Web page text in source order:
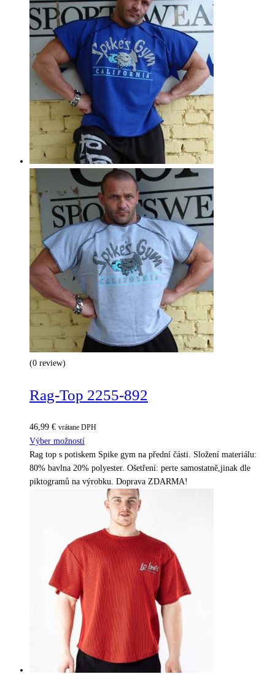
(0 review)
Rag-Top 2255-892
46,99 € vrátane DPH
Výber možností
Rag top s potiskem Spike gym na přední části. Složení materiálu:
80% bavlna 20% polyester. Ošetření: perte samostatně,jinak dle
piktogramů na výrobku. Doprava ZDARMA!